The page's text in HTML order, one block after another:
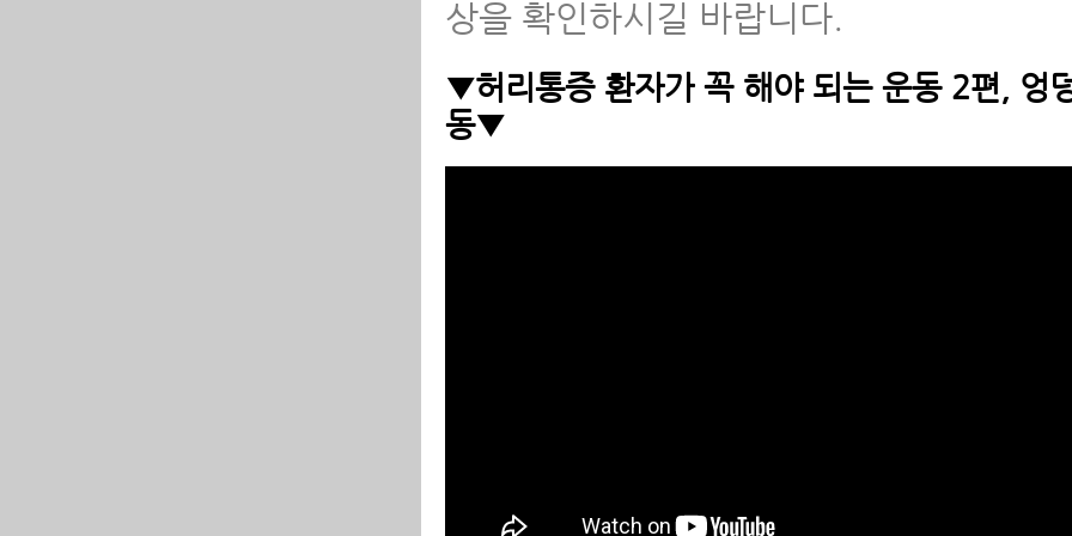
상을 확인하시길 바랍니다.
▼허리통증 환자가 꼭 해야 되는 운동 2편, 엉
동▼